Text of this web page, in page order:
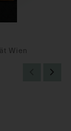
Wien